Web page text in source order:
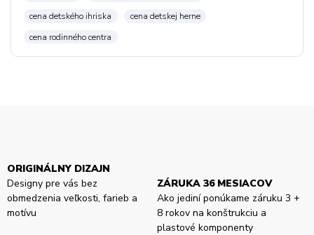
cena detského ihriska
cena detskej herne
cena rodinného centra
ORIGINÁLNY DIZAJN
Designy pre vás bez
obmedzenia veľkosti, farieb a
motívu
ZÁRUKA 36 MESIACOV
Ako jediní ponúkame záruku 3 +
8 rokov na konštrukciu a
plastové komponenty